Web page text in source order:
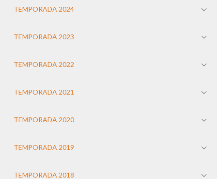
TEMPORADA 2024
TEMPORADA 2023
TEMPORADA 2022
TEMPORADA 2021
TEMPORADA 2020
TEMPORADA 2019
TEMPORADA 2018